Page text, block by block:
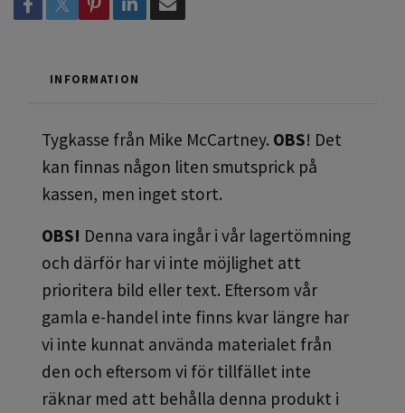
INFORMATION
Tygkasse från Mike McCartney. OBS! Det
kan finnas någon liten smutsprick på
kassen, men inget stort.
OBS! Denna vara ingår i vår lagertömning
och därför har vi inte möjlighet att
prioritera bild eller text. Eftersom vår
gamla e-handel inte finns kvar längre har
vi inte kunnat använda materialet från
den och eftersom vi för tillfället inte
räknar med att behålla denna produkt i